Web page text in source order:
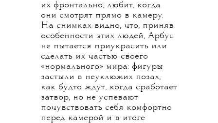
их фронтально, любит, когда
они смотрят прямо в камеру.
На снимках видно, что, приняв
особенности этих людей, Арбус
не пытается приукрасить или
сделать их частью своего
«нормального» мира: фигуры
застыли в неуклюжих позах,
как будто ждут, когда сработает
затвор, но не успевают
почувствовать себя комфортно
перед камерой и в итоге